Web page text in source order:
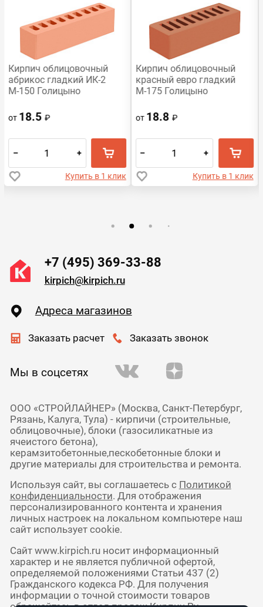
Кирпич облицовочный
абрикос гладкий ИК-2
М-150 Голицыно
от 18.5₽
– +
Купить в 1 клик
Кирпич облицовочный
красный евро гладкий
М-175 Голицыно
от 18.8₽
– +
Купить в 1 клик
+7 (495) 369-33-88
kirpich@kirpich.ru
Адреса магазинов
Заказать расчет Заказать звонок
Мы в соцсетях
ООО «СТРОЙЛАЙНЕР» (Москва, Санкт-Петербург,
Рязань, Калуга, Тула) - кирпичи (строительные,
облицовочные), блоки (газосиликатные из
ячеистого бетона),
керамзитобетонные,пескобетонные блоки и
другие материалы для строительства и ремонта.
Используя сайт, вы соглашаетесь с Политикой
конфиденциальности. Для отображения
персонализированного контента и хранения
личных настроек на локальном компьютере наш
сайт использует cookie.
Сайт www.kirpich.ru носит информационный
характер и не является публичной офертой,
определяемой положениями Статьи 437 (2)
Гражданского кодекса РФ. Для получения
информации о точной стоимости товаров